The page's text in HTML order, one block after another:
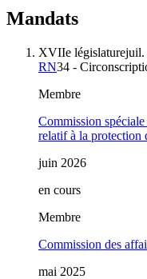
Mandats
XVIIe législaturejuil.
RN34 -
Membre
Commission
relatif à la protection
juin 2026
en cours
Membre
Commission des
mai 2025